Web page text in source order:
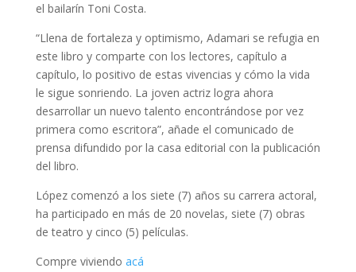
el bailarín Toni Costa.
“Llena de fortaleza y optimismo, Adamari se refugia en
este libro y comparte con los lectores, capítulo a
capítulo, lo positivo de estas vivencias y cómo la vida
le sigue sonriendo. La joven actriz logra ahora
desarrollar un nuevo talento encontrándose por vez
primera como escritora”, añade el comunicado de
prensa difundido por la casa editorial con la publicación
del libro.
López comenzó a los siete (7) años su carrera actoral,
ha participado en más de 20 novelas, siete (7) obras
de teatro y cinco (5) películas.
Compre viviendo acá